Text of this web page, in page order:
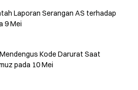
Laporan Serangan AS terhadap
9 Mei
Kode Darurat Saat
pada 10 Mei